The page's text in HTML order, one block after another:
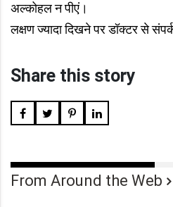
अल्कोहल न पीएं।
लक्षण ज्यादा दिखने पर डॉक्टर से
Share this story
From Around the Web